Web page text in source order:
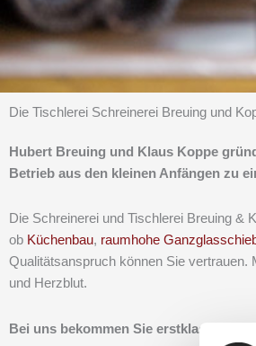
Die Tischlerei Schreinerei Breuing und
Hubert Breuing und Klaus Koppe
Betrieb aus den kleinen Anfängen zu
Die Schreinerei und Tischlerei Breuing &
ob Küchenbau, raumhohe
Qualitätsanspruch können Sie
und Herzblut.
Bei uns bekommen Sie erstklassige